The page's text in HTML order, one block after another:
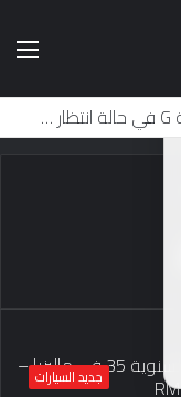
تضع شركة BMW منافستها من الفئة G في حالة انتظار مع وصول الرياح المعاكسة في الصين إلى موطنها
جديد السيارات